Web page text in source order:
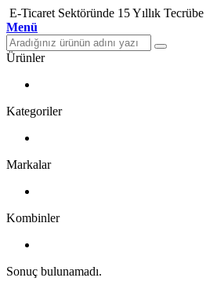
E-Ticaret Sektöründe 15 Yıllık Tecrübe
Menü
Ürünler
Kategoriler
Markalar
Kombinler
Sonuç bulunamadı.